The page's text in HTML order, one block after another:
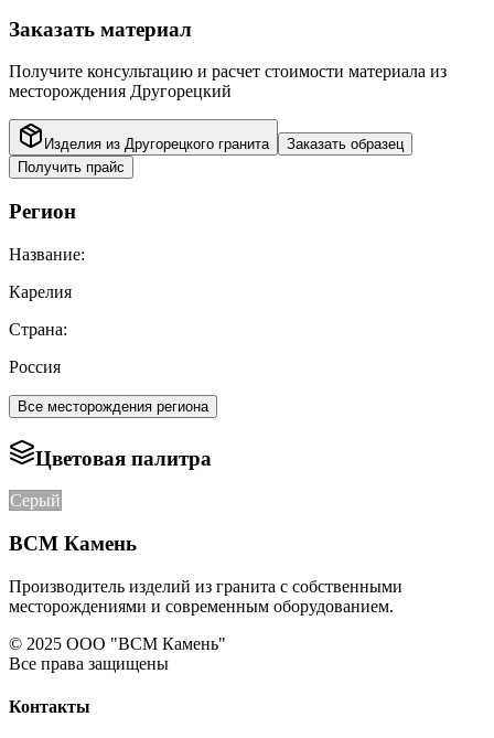
Заказать материал
Получите консультацию и расчет стоимости материала из
месторождения Другорецкий
Изделия из Другорецкого гранита
Заказать образец
Получить прайс
Регион
Название:
Карелия
Страна:
Россия
Все месторождения региона
Цветовая палитра
Серый
ВСМ Камень
Производитель изделий из гранита с собственными
месторождениями и современным оборудованием.
© 2025 ООО "ВСМ Камень"
Все права защищены
Контакты